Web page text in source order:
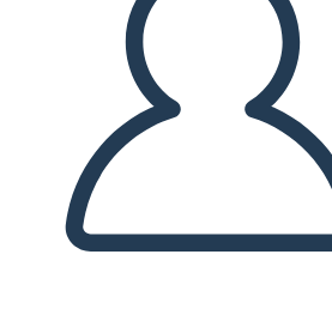
GÖSTERİSİNİ OYNAT
BENİ OKU